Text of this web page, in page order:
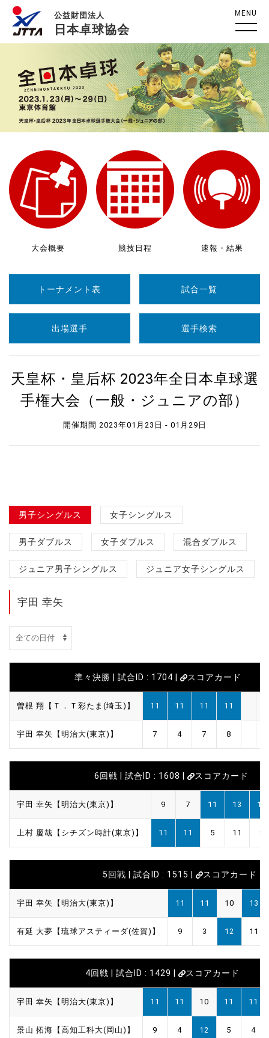
公益財団法人
日本卓球協会
MENU
大会概要 競技日程 速報・結果
トーナメント表 試合一覧
出場選手 選手検索
天皇杯・皇后杯 2023年全日本卓球選
手権大会（一般・ジュニアの部）
開催期間 2023年01月23日 - 01月29日
男子シングルス 女子シングルス
男子ダブルス 女子ダブルス 混合ダブルス
ジュニア男子シングルス ジュニア女子シングルス
宇田 幸矢
準々決勝 | 試合ID : 1704 | スコアカード
曽根 翔【Ｔ．Ｔ彩たま(埼玉)】 11 11 11 11
宇田 幸矢【明治大(東京)】 7 4 7 8
6回戦 | 試合ID : 1608 | スコアカード
宇田 幸矢【明治大(東京)】 9 7 11 13 11
上村 慶哉【シチズン時計(東京)】 11 11 5 11 8
5回戦 | 試合ID : 1515 | スコアカード
宇田 幸矢【明治大(東京)】 11 11 10 13
有延 大夢【琉球アスティーダ(佐賀)】 9 3 12 11
4回戦 | 試合ID : 1429 | スコアカード
宇田 幸矢【明治大(東京)】 11 11 10 11 11
景山 拓海【高知工科大(岡山)】 9 4 12 5 4